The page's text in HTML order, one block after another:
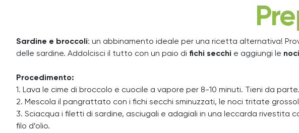
Sardine e broccoli: un abbinamento ideale per una ricetta alternativa!
delle sardine. Addolcisci il tutto con un paio di fichi secchi e aggiungi le noci
Procedimento:
1. Lava le cime di broccolo e cuocile a vapore per 8-10 minuti. Tieni da parte.
2. Mescola il pangrattato con i fichi secchi sminuzzati, le noci tritate
3. Sciacqua i filetti di sardine, asciugali e adagiali in una leccarda rivestita
filo d’olio.